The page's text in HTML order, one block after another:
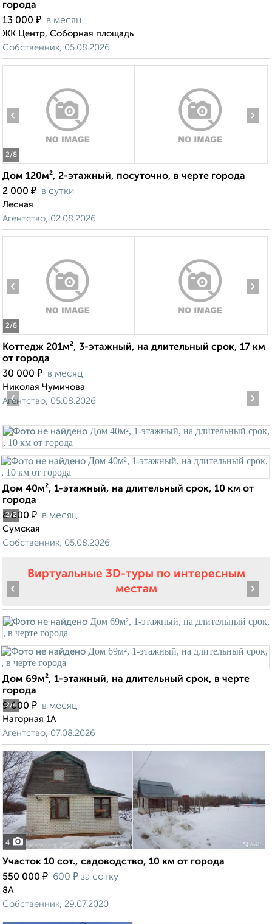
города
13 000 ₽ в месяц
ЖК Центр, Соборная площадь
Собственник, 05.08.2026
2/8
‹ ›
Дом 120м², 2-этажный, посуточно, в черте города
2 000 ₽ в сутки
Лесная
Агентство, 02.08.2026
2/8
‹ ›
Коттедж 201м², 3-этажный, на длительный срок, 17 км
от города
30 000 ₽ в месяц
Николая Чумичова
Агентство, 05.08.2026
2/2
‹ ›
Дом 40м², 1-этажный, на длительный срок, 10 км от
города
8 000 ₽ в месяц
Сумская
Собственник, 05.08.2026
Виртуальные 3D-туры по интересным
местам
2/4
‹ ›
Дом 69м², 1-этажный, на длительный срок, в черте
города
9 000 ₽ в месяц
Нагорная 1А
Агентство, 07.08.2026
4
Участок 10 сот., садоводство, 10 км от города
550 000 ₽ 600 ₽ за сотку
8А
Собственник, 29.07.2020